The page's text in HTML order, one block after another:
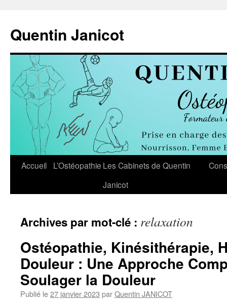
contenu
Quentin Janicot
Accueil L’Ostéopathie Les Cabinets de Quentin
Janicot
Archives par mot-clé : relaxation
Ostéopathie, Kinésithérapie,
Douleur : Une Approche
Soulager la Douleur
Publié le27 janvier 2023 parQuentin JANICOT